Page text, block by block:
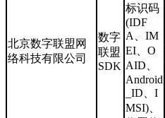
北京数字联盟网
络科技有限公司
数字
联盟
SDK
标识码
(IDF
A、IM
EI、O
AID、
Android
_ID、I
MSI)、